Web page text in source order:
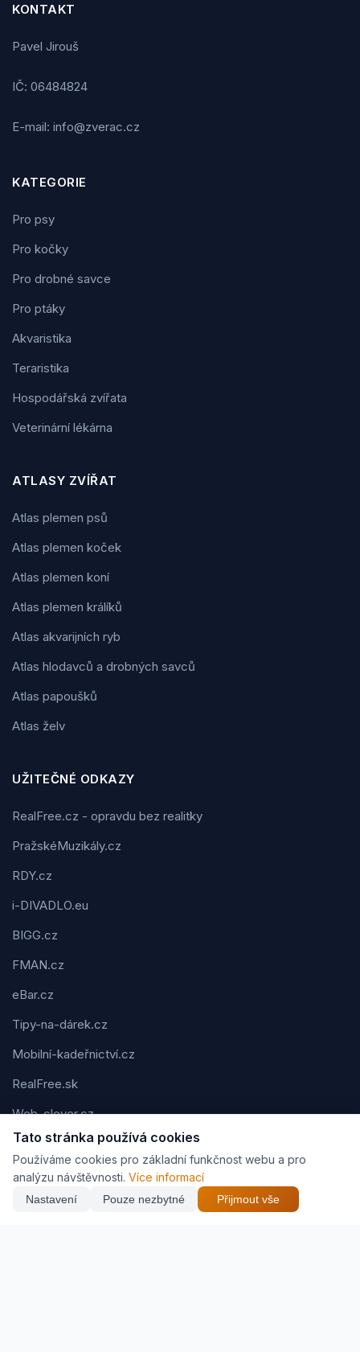
KONTAKT
Pavel Jirouš
IČ: 06484824
E-mail: info@zverac.cz
KATEGORIE
Pro psy
Pro kočky
Pro drobné savce
Pro ptáky
Akvaristika
Teraristika
Hospodářská zvířata
Veterinární lékárna
ATLASY ZVÍŘAT
Atlas plemen psů
Atlas plemen koček
Atlas plemen koní
Atlas plemen králíků
Atlas akvarijních ryb
Atlas hlodavců a drobných savců
Atlas papoušků
Atlas želv
UŽITEČNÉ ODKAZY
RealFree.cz - opravdu bez realitky
PražskéMuzikály.cz
RDY.cz
i-DIVADLO.eu
BIGG.cz
FMAN.cz
eBar.cz
Tipy-na-dárek.cz
Mobilní-kadeřnictví.cz
RealFree.sk
Web-clever.cz
Kvízov.cz
Karavaning.net
CVčko.eu
Tato stránka používá cookies
Používáme cookies pro základní funkčnost webu a pro
analýzu návštěvnosti. Více informací
Nastavení Pouze nezbytné Přijmout vše